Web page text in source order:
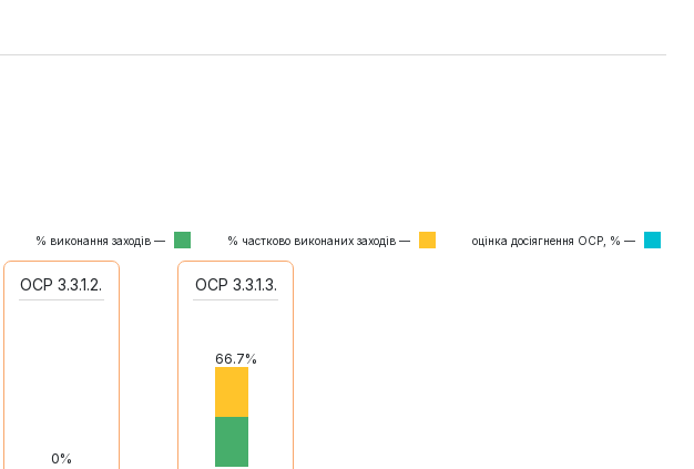
% виконання заходів — % частково виконаних заходів — оцінка досіягнення ОСР, % —
ОСР 3.3.1.2.
0%
ОСР 3.3.1.3.
66.7%